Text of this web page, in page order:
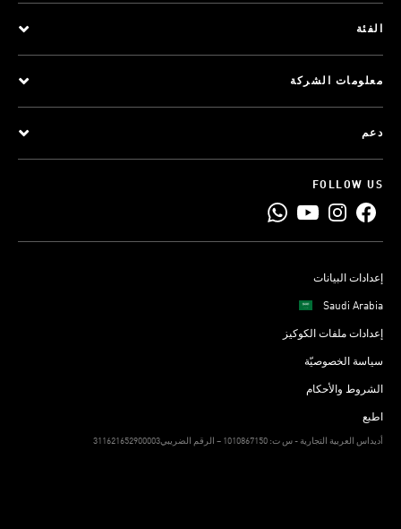
الفئة
معلومات الشركة
دعم
FOLLOW US
إعدادات البيانات
Saudi Arabia
إعدادات ملفات الكوكيز
سياسة الخصوصيّة
الشروط والأحكام
اطبع
311621652900003أديداس العربية التجارية - س ت: 1010867150 – الرقم الضريبي